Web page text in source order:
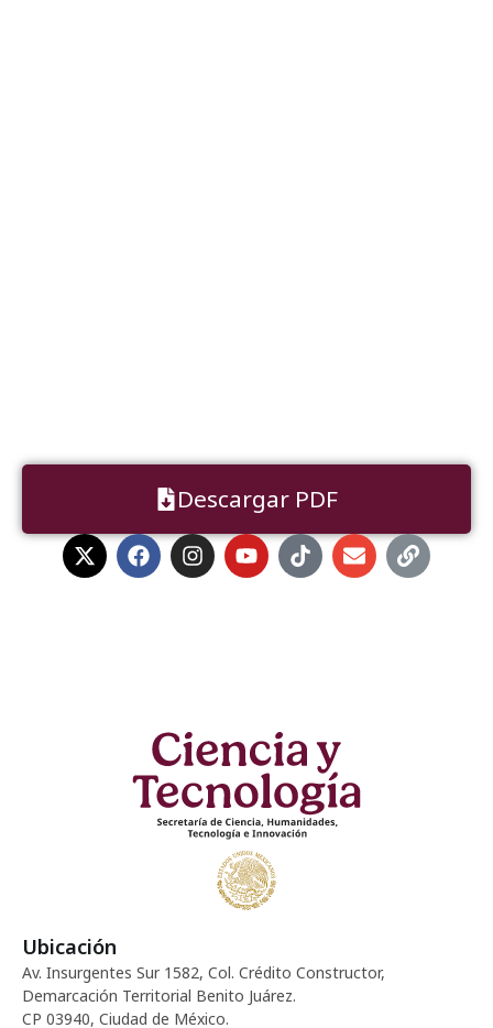
Descargar PDF
Ubicación
Av. Insurgentes Sur 1582, Col. Crédito Constructor,
Demarcación Territorial Benito Juárez.
CP 03940, Ciudad de México.